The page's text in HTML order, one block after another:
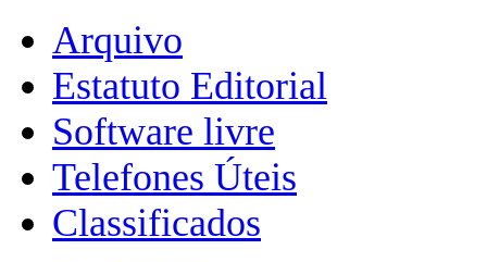
Arquivo
Estatuto Editorial
Software livre
Telefones Úteis
Classificados